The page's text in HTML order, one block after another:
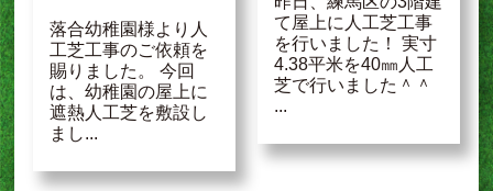
落合幼稚園様より人
工芝工事のご依頼を
賜りました。 今回
は、幼稚園の屋上に
遮熱人工芝を敷設し
まし...
て屋上に人工芝工事
を行いました！ 実寸
4.38平米を40㎜人工
芝で行いました＾＾
...